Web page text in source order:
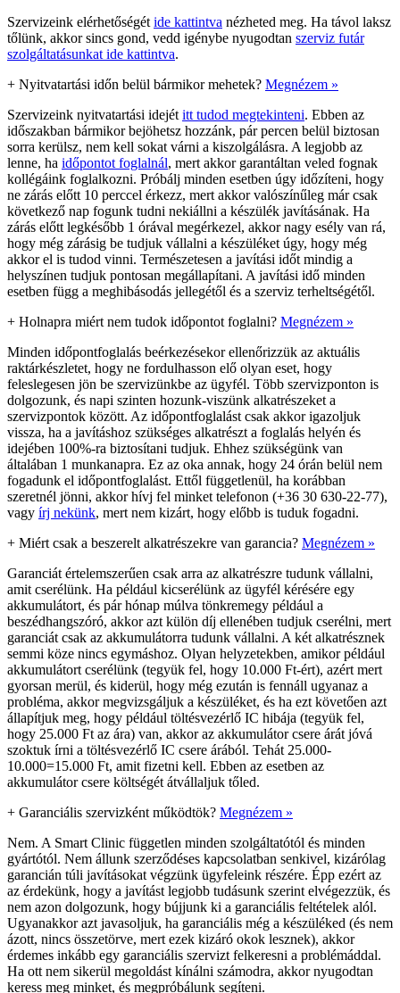
Szervizeink elérhetőségét ide kattintva nézheted meg. Ha távol laksz
tőlünk, akkor sincs gond, vedd igénybe nyugodtan szerviz futár
szolgáltatásunkat ide kattintva.
+ Nyitvatartási időn belül bármikor mehetek? Megnézem »
Szervizeink nyitvatartási idejét itt tudod megtekinteni. Ebben az
időszakban bármikor bejöhetsz hozzánk, pár percen belül biztosan
sorra kerülsz, nem kell sokat várni a kiszolgálásra. A legjobb az
lenne, ha időpontot foglalnál, mert akkor garantáltan veled fognak
kollégáink foglalkozni. Próbálj minden esetben úgy időzíteni, hogy
ne zárás előtt 10 perccel érkezz, mert akkor valószínűleg már csak
következő nap fogunk tudni nekiállni a készülék javításának. Ha
zárás előtt legkésőbb 1 órával megérkezel, akkor nagy esély van rá,
hogy még zárásig be tudjuk vállalni a készüléket úgy, hogy még
akkor el is tudod vinni. Természetesen a javítási időt mindig a
helyszínen tudjuk pontosan megállapítani. A javítási idő minden
esetben függ a meghibásodás jellegétől és a szerviz terheltségétől.
+ Holnapra miért nem tudok időpontot foglalni? Megnézem »
Minden időpontfoglalás beérkezésekor ellenőrizzük az aktuális
raktárkészletet, hogy ne fordulhasson elő olyan eset, hogy
feleslegesen jön be szervizünkbe az ügyfél. Több szervizponton is
dolgozunk, és napi szinten hozunk-viszünk alkatrészeket a
szervizpontok között. Az időpontfoglalást csak akkor igazoljuk
vissza, ha a javításhoz szükséges alkatrészt a foglalás helyén és
idejében 100%-ra biztosítani tudjuk. Ehhez szükségünk van
általában 1 munkanapra. Ez az oka annak, hogy 24 órán belül nem
fogadunk el időpontfoglalást. Ettől függetlenül, ha korábban
szeretnél jönni, akkor hívj fel minket telefonon (+36 30 630-22-77),
vagy írj nekünk, mert nem kizárt, hogy előbb is tuduk fogadni.
+ Miért csak a beszerelt alkatrészekre van garancia? Megnézem »
Garanciát értelemszerűen csak arra az alkatrészre tudunk vállalni,
amit cserélünk. Ha például kicserélünk az ügyfél kérésére egy
akkumulátort, és pár hónap múlva tönkremegy például a
beszédhangszóró, akkor azt külön díj ellenében tudjuk cserélni, mert
garanciát csak az akkumulátorra tudunk vállalni. A két alkatrésznek
semmi köze nincs egymáshoz. Olyan helyzetekben, amikor például
akkumulátort cserélünk (tegyük fel, hogy 10.000 Ft-ért), azért mert
gyorsan merül, és kiderül, hogy még ezután is fennáll ugyanaz a
probléma, akkor megvizsgáljuk a készüléket, és ha ezt követően azt
állapítjuk meg, hogy például töltésvezérlő IC hibája (tegyük fel,
hogy 25.000 Ft az ára) van, akkor az akkumulátor csere árát jóvá
szoktuk írni a töltésvezérlő IC csere árából. Tehát 25.000-
10.000=15.000 Ft, amit fizetni kell. Ebben az esetben az
akkumulátor csere költségét átvállaljuk tőled.
+ Garanciális szervizként működtök? Megnézem »
Nem. A Smart Clinic független minden szolgáltatótól és minden
gyártótól. Nem állunk szerződéses kapcsolatban senkivel, kizárólag
garancián túli javításokat végzünk ügyfeleink részére. Épp ezért az
az érdekünk, hogy a javítást legjobb tudásunk szerint elvégezzük, és
nem azon dolgozunk, hogy bújjunk ki a garanciális feltételek alól.
Ugyanakkor azt javasoljuk, ha garanciális még a készüléked (és nem
ázott, nincs összetörve, mert ezek kizáró okok lesznek), akkor
érdemes inkább egy garanciális szervizt felkeresni a problémáddal.
Ha ott nem sikerül megoldást kínálni számodra, akkor nyugodtan
keress meg minket, és megpróbálunk segíteni.